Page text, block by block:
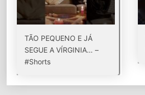
TÃO PEQUENO E JÁ
SEGUE A VÍRGINIA… –
#Shorts